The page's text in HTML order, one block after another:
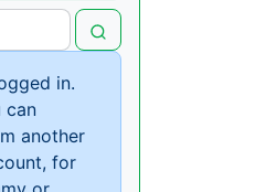
in.
can
another
for